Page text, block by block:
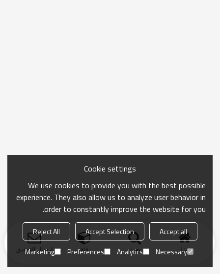
منزل بحث فئة ارسال التحقيق
Cookie settings
We use cookies to provide you with the best possible
experience. They also allow us to analyze user behavior in
order to constantly improve the website for you.
Accept all
Accept Selection
Reject All
Necessary
Analytics
Preferences
Marketing